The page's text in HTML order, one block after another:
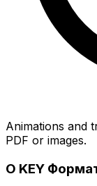
Animations and
PDF or images.
О KEY